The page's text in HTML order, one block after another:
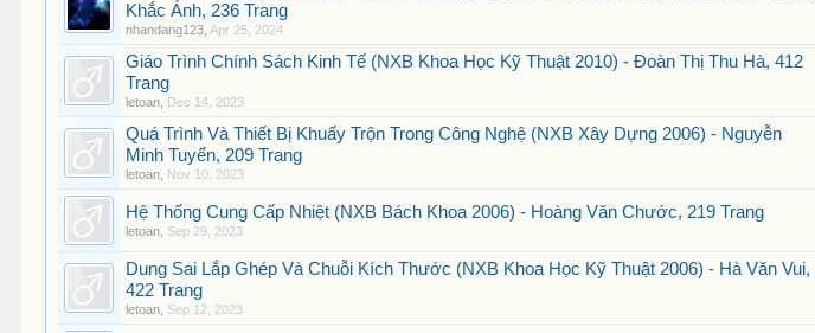
Khắc Ánh, 236 Trang
nhandang123 Apr 25, 2024
Giáo Trình Chính Sách Kinh Tế (NXB Khoa Học Kỹ Thuật 2010) - Đoàn Thị Thu Hà, 412
Trang
letoan Dec 14, 2023
Quá Trình Và Thiết Bị Khuấy Trộn Trong Công Nghệ (NXB Xây Dựng 2006) - Nguyễn
Minh Tuyển, 209 Trang
letoan Nov 10, 2023
Hệ Thống Cung Cấp Nhiệt (NXB Bách Khoa 2006) - Hoàng Văn Chước, 219 Trang
letoan Sep 29, 2023
Dung Sai Lắp Ghép Và Chuỗi Kích Thước (NXB Khoa Học Kỹ Thuật 2006) - Hà Văn Vui,
422 Trang
letoan Sep 12, 2023